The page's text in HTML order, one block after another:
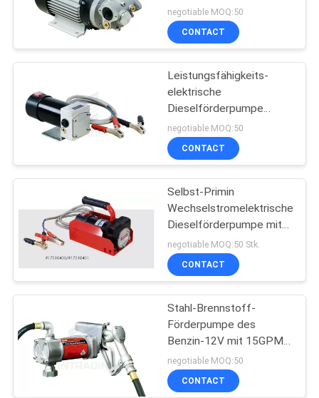
ANGEBOT
SITEMAP
PRIVACY
550W Wechselstrom-
Gang-Aluminiumart IP55
druck
negotiable MOQ:50
CONTACT
Leistungsfähigkeits-
elektrische
Dieselförderpumpe
24V/12V mit
gesintertem Stahlgang
60PSI/4BAR
negotiable MOQ:50
CONTACT
Selbst-Primin
Wechselstromelektrische
Dieselförderpumpe mit
Motor DC-12V/24V
negotiable MOQ:50 Stk.
CONTACT
Stahl-Brennstoff-
Förderpumpe des
Benzin-12V mit 15GPM
Strömungsgeschwindigkeit/
Zahnradpumpe
negotiable MOQ:50
CONTACT